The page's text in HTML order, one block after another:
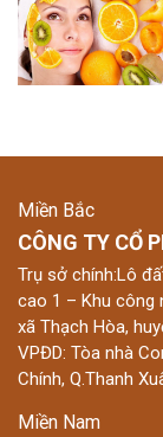
Miền Bắc
CÔNG TY CỔ
Trụ sở chính:Lô
cao 1 – Khu công
xã Thạch Hòa,
VPĐD: Tòa nhà
Chính, Q.Thanh
Miền Nam